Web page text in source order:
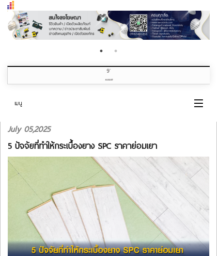
9th
AUGUST
เมนู
หน้าแรก
หมวดข่าว
เกี่ยวกับเรา
ติดต่อเรา
ร้องทุกข์
July 05,2025
5 ปัจจัยที่ทำให้กระเบื้องยาง SPC ราคาย่อมเยา